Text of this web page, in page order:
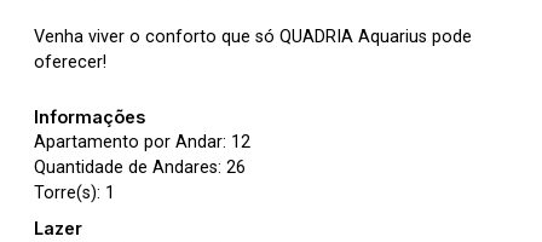
Venha viver o conforto que só QUADRIA Aquarius pode
oferecer!
Informações
Apartamento por Andar: 12
Quantidade de Andares: 26
Torre(s): 1
Lazer